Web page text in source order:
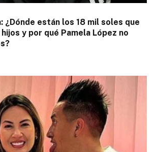
¿Dónde están los 18 mil soles que
y por qué Pamela López no